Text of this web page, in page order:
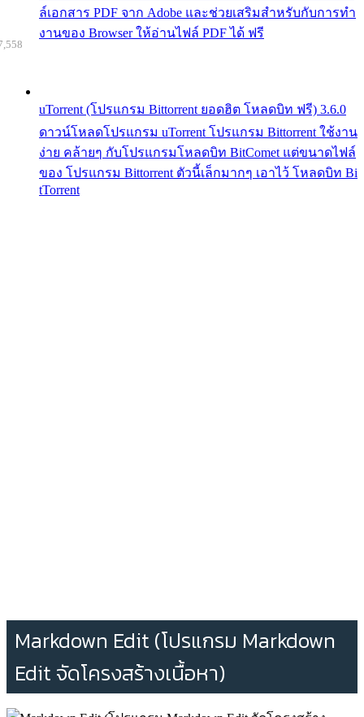
ล์เอกสาร PDF จาก Adobe และช่วยเสริมสำหรับกับการทำ
งานของ Browser ให้อ่านไฟล์ PDF ได้ ฟรี
uTorrent (โปรแกรม Bittorrent ยอดฮิต โหลดบิท ฟรี) 3.6.0
ดาวน์โหลดโปรแกรม uTorrent โปรแกรม Bittorrent ใช้งาน
ง่าย คล้ายๆ กับโปรแกรมโหลดบิท BitComet แต่ขนาดไฟล์
ของ โปรแกรม Bittorrent ตัวนี้เล็กมากๆ เอาไว้ โหลดบิท Bi
tTorrent
Markdown Edit (โปรแกรม Markdown
Edit จัดโครงสร้างเนื้อหา)